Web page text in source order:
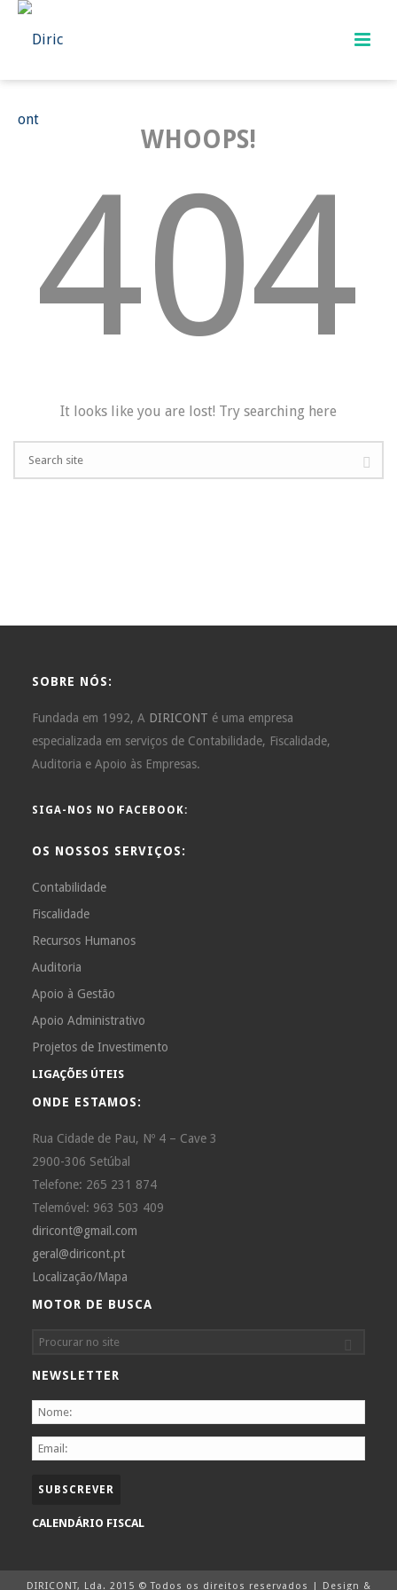
WHOOPS!
404
It looks like you are lost! Try searching here
SOBRE NÓS:
Fundada em 1992, A DIRICONT é uma empresa
especializada em serviços de Contabilidade, Fiscalidade,
Auditoria e Apoio às Empresas.
SIGA-NOS NO FACEBOOK:
OS NOSSOS SERVIÇOS:
Contabilidade
Fiscalidade
Recursos Humanos
Auditoria
Apoio à Gestão
Apoio Administrativo
Projetos de Investimento
LIGAÇÕES ÚTEIS
ONDE ESTAMOS:
Rua Cidade de Pau, Nº 4 – Cave 3
2900-306 Setúbal
Telefone: 265 231 874
Telemóvel: 963 503 409
diricont@gmail.com
geral@diricont.pt
Localização/Mapa
MOTOR DE BUSCA
NEWSLETTER
CALENDÁRIO FISCAL
DIRICONT, Lda. 2015 © Todos os direitos reservados | Design &